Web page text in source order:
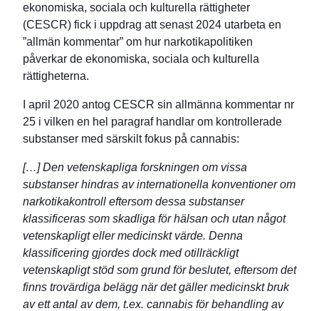
ekonomiska, sociala och kulturella rättigheter
(CESCR) fick i uppdrag att senast 2024 utarbeta en
”allmän kommentar” om hur narkotikapolitiken
påverkar de ekonomiska, sociala och kulturella
rättigheterna.
I april 2020 antog CESCR sin allmänna kommentar nr
25 i vilken en hel paragraf handlar om kontrollerade
substanser med särskilt fokus på cannabis:
[…] Den vetenskapliga forskningen om vissa
substanser hindras av internationella konventioner om
narkotikakontroll eftersom dessa substanser
klassificeras som skadliga för hälsan och utan något
vetenskapligt eller medicinskt värde. Denna
klassificering gjordes dock med otillräckligt
vetenskapligt stöd som grund för beslutet, eftersom det
finns trovärdiga belägg när det gäller medicinskt bruk
av ett antal av dem, t.ex. cannabis för behandling av